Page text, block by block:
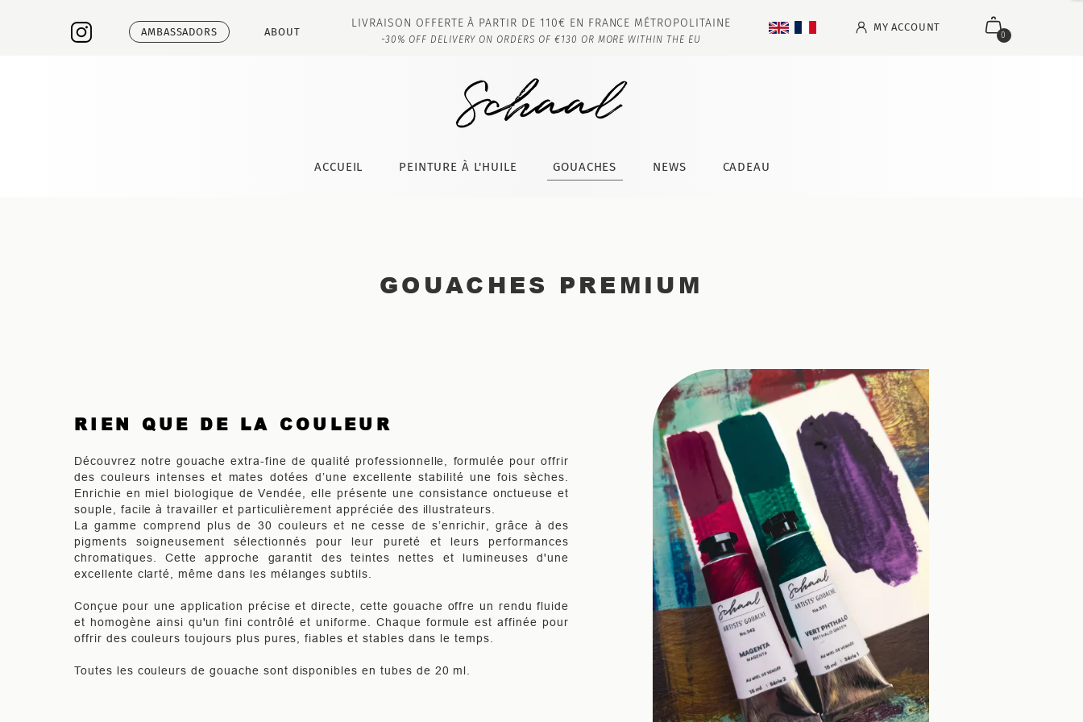
0
MY ACCOUNT
ABOUT
AMBASSADORS
LIVRAISON OFFERTE À PARTIR DE 110€ EN FRANCE MÉTROPOLITAINE
-30% OFF DELIVERY ON ORDERS OF €130 OR MORE WITHIN THE EU
ACCUEIL PEINTURE À L'HUILE GOUACHES NEWS CADEAU
GOUACHES PREMIUM
RIEN QUE DE LA COULEUR
Découvrez notre gouache extra-fine de qualité professionnelle, formulée pour offrir
des couleurs intenses et mates dotées d’une excellente stabilité une fois sèches.
Enrichie en miel biologique de Vendée, elle présente une consistance onctueuse et
souple, facile à travailler et particulièrement appréciée des illustrateurs.
La gamme comprend plus de 30 couleurs et ne cesse de s’enrichir, grâce à des
pigments soigneusement sélectionnés pour leur pureté et leurs performances
chromatiques. Cette approche garantit des teintes nettes et lumineuses d'une
excellente clarté, même dans les mélanges subtils.
Conçue pour une application précise et directe, cette gouache offre un rendu fluide
et homogène ainsi qu'un fini contrôlé et uniforme. Chaque formule est affinée pour
offrir des couleurs toujours plus pures, fiables et stables dans le temps.
Toutes les couleurs de gouache sont disponibles en tubes de 20 ml.